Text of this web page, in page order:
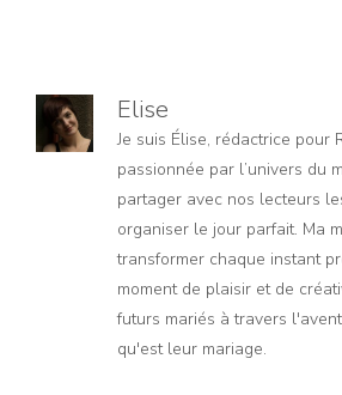
Elise
Je suis Élise, rédactrice pour
passionnée par l’univers du
partager avec nos lecteurs
organiser le jour parfait. Ma
transformer chaque instant
moment de plaisir et de
futurs mariés à travers
qu'est leur mariage.